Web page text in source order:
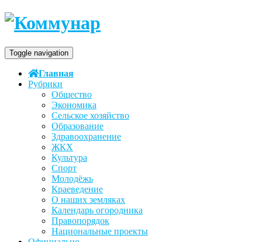
Toggle navigation
Главная
Рубрики
Общество
Экономика
Сельское хозяйство
Образование
Здравоохранение
ЖКХ
Культура
Спорт
Молодёжь
Краеведение
О наших земляках
Календарь огородника
Правопорядок
Национальные проекты